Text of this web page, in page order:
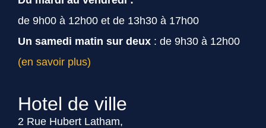
Hotel de ville
2 Rue Hubert Latham,
de 9h00 à 12h00 et de 13h30 à 17h00
Un samedi matin sur deux : de 9h30 à 12h00
(en savoir plus)